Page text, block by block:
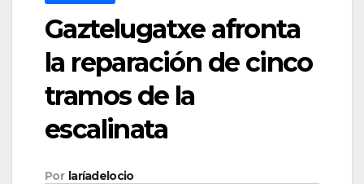
Gaztelugatxe afronta
la reparación de cinco
tramos de la
escalinata
Por laríadelocio